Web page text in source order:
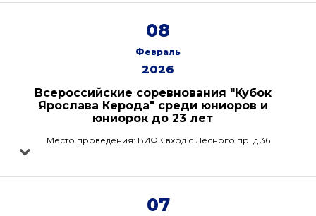
08
Февраль
2026
Всероссийские соревнования "Кубок
Ярослава Керода" среди юниоров и
юниорок до 23 лет
Место проведения: ВИФК вход с Лесного пр. д.36
07